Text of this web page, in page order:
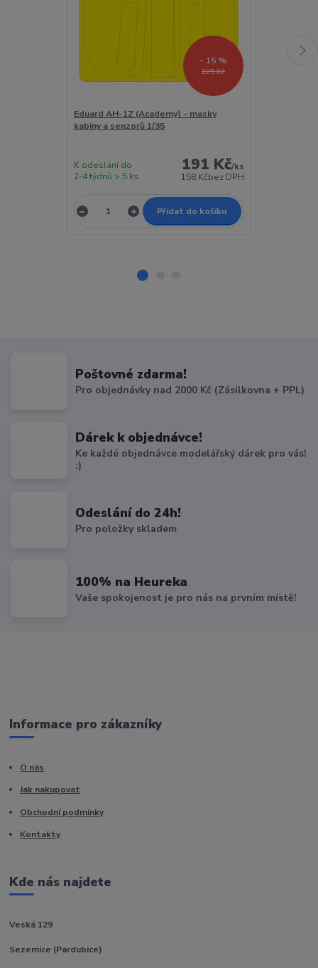
225 Kč
- 15 %
Eduard AH-1Z (Academy) - masky
kabiny a senzorů 1/35
191 Kč/ks
158 Kčbez DPH
K odeslání do
2-4 týdnů > 5 ks
Přidat do košíku
Poštovné zdarma!
Pro objednávky nad 2000 Kč (Zásilkovna + PPL)
Dárek k objednávce!
Ke každé objednávce modelářský dárek pro vás!
:)
Odeslání do 24h!
Pro položky skladem
100% na Heureka
Vaše spokojenost je pro nás na prvním místě!
Informace pro zákazníky
O nás
Jak nakupovat
Obchodní podmínky
Kontakty
Kde nás najdete
Veská 129
Sezemice (Pardubice)